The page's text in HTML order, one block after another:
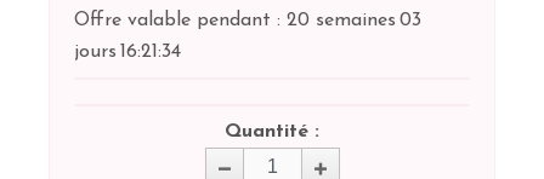
Offre valable pendant : 20 semaines 03
jours 16:21:34
Quantité :